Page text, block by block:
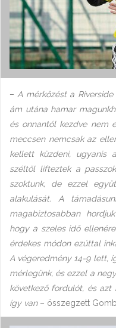
– A mérkőzést a
ám utána hamar
és onnantól kezdve nem
meccsen nemcsak az
kellett küzdeni, ugyanis
széltől lifteztek a
szoktunk, de ezzel
alakulását. A
magabiztosabban
hogy a szeles idő
érdekes módon ezúttal
A végeredmény 14-9 lett,
mérlegünk, és ezzel a
következő fordulót, és azt
így van– összegzett